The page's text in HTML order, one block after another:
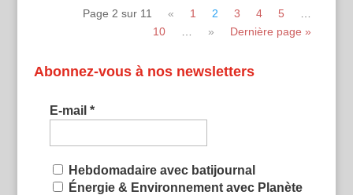
Page 2 sur 11 « 1 2 3 4 5
10
» Dernière page »
Abonnez-vous à nos newsletters
E-mail *
Hebdomadaire avec batijournal
Énergie & Environnement avec Planète